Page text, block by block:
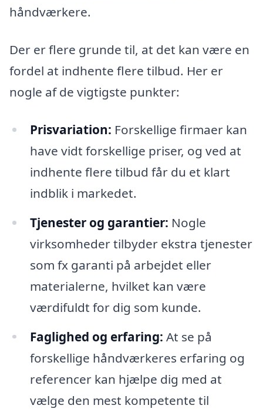
håndværkere.
Der er flere grunde til, at det kan være en
fordel at indhente flere tilbud. Her er
nogle af de vigtigste punkter:
Prisvariation: Forskellige firmaer kan
have vidt forskellige priser, og ved at
indhente flere tilbud får du et klart
indblik i markedet.
Tjenester og garantier: Nogle
virksomheder tilbyder ekstra tjenester
som fx garanti på arbejdet eller
materialerne, hvilket kan være
værdifuldt for dig som kunde.
Faglighed og erfaring: At se på
forskellige håndværkeres erfaring og
referencer kan hjælpe dig med at
vælge den mest kompetente til